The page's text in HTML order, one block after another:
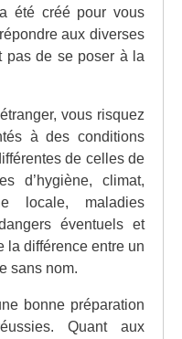
été créé pour vous
aux diverses
pas de se poser à la
vous risquez
à des conditions
de celles de
d’hygiène, climat,
locale, maladies
éventuels et
la différence entre un
sans nom.
bonne préparation
Quant aux